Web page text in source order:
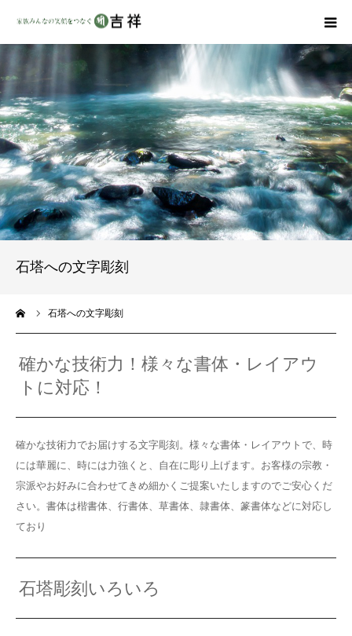
石塔への文字彫刻
石塔への文字彫刻
確かな技術力！様々な書体・レイアウ
トに対応！
確かな技術力でお届けする文字彫刻。様々な書体・レイアウトで、時
には華麗に、時には力強くと、自在に彫り上げます。お客様の宗教・
宗派やお好みに合わせてきめ細かくご提案いたしますのでご安心くだ
さい。書体は楷書体、行書体、草書体、隷書体、篆書体などに対応し
ており
石塔彫刻いろいろ
戒名彫りについて
商品ラインナップ
墓地・霊園を探す
吉祥の特徴